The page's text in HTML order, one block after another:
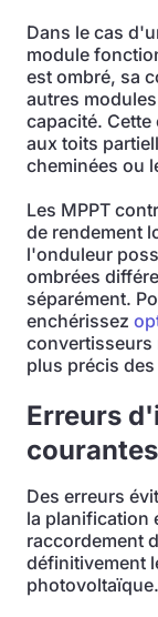
Dans le cas
module
est ombré, sa
autres
capacité.
aux toits
cheminées ou
Les MPPT
de rendement
l'onduleur
ombrées
séparément.
enchérissez
convertisseurs
plus précis
Erreurs
courantes
Des erreurs
la planification
raccordement
définitivement